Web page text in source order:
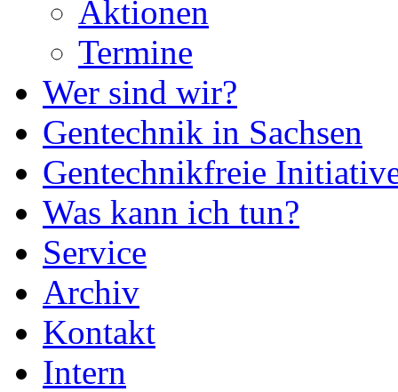
Aktionen
Termine
Wer sind wir?
Gentechnik in Sachsen
Gentechnikfreie
Was kann ich tun?
Service
Archiv
Kontakt
Intern